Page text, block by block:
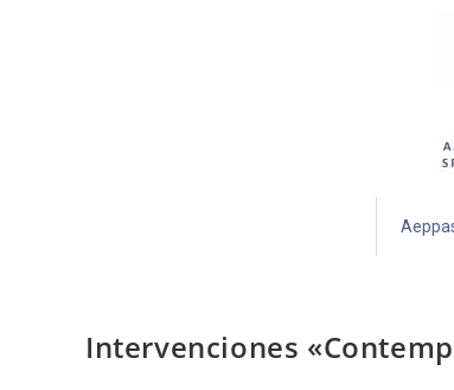
Intervenciones